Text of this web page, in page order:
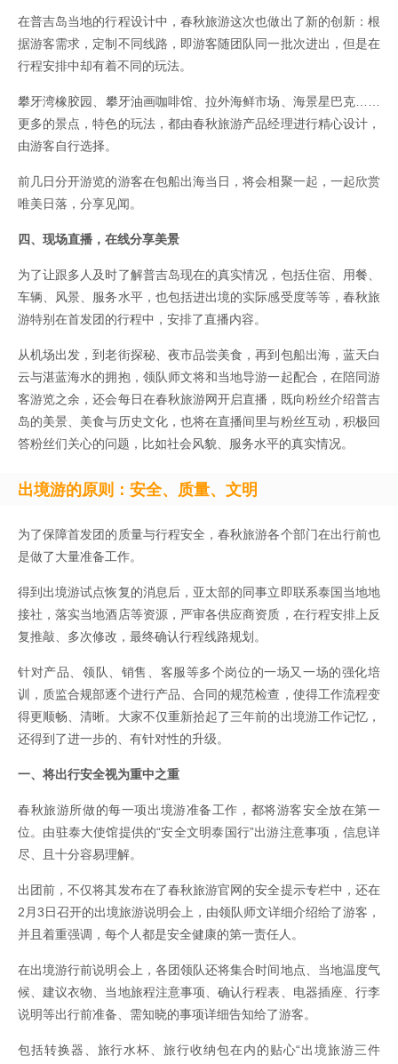
在普吉岛当地的行程设计中，春秋旅游这次也做出了新的创新：根
据游客需求，定制不同线路，即游客随团队同一批次进出，但是在
行程安排中却有着不同的玩法。
攀牙湾橡胶园、攀牙油画咖啡馆、拉外海鲜市场、海景星巴克……
更多的景点，特色的玩法，都由春秋旅游产品经理进行精心设计，
由游客自行选择。
前几日分开游览的游客在包船出海当日，将会相聚一起，一起欣赏
唯美日落，分享见闻。
四、现场直播，在线分享美景
为了让跟多人及时了解普吉岛现在的真实情况，包括住宿、用餐、
车辆、风景、服务水平，也包括进出境的实际感受度等等，春秋旅
游特别在首发团的行程中，安排了直播内容。
从机场出发，到老街探秘、夜市品尝美食，再到包船出海，蓝天白
云与湛蓝海水的拥抱，领队师文将和当地导游一起配合，在陪同游
客游览之余，还会每日在春秋旅游网开启直播，既向粉丝介绍普吉
岛的美景、美食与历史文化，也将在直播间里与粉丝互动，积极回
答粉丝们关心的问题，比如社会风貌、服务水平的真实情况。
出境游的原则：安全、质量、文明
为了保障首发团的质量与行程安全，春秋旅游各个部门在出行前也
是做了大量准备工作。
得到出境游试点恢复的消息后，亚太部的同事立即联系泰国当地地
接社，落实当地酒店等资源，严审各供应商资质，在行程安排上反
复推敲、多次修改，最终确认行程线路规划。
针对产品、领队、销售、客服等多个岗位的一场又一场的强化培
训，质监合规部逐个进行产品、合同的规范检查，使得工作流程变
得更顺畅、清晰。大家不仅重新拾起了三年前的出境游工作记忆，
还得到了进一步的、有针对性的升级。
一、将出行安全视为重中之重
春秋旅游所做的每一项出境游准备工作，都将游客安全放在第一
位。由驻泰大使馆提供的“安全文明泰国行”出游注意事项，信息详
尽、且十分容易理解。
出团前，不仅将其发布在了春秋旅游官网的安全提示专栏中，还在
2月3日召开的出境旅游说明会上，由领队师文详细介绍给了游客，
并且着重强调，每个人都是安全健康的第一责任人。
在出境游行前说明会上，各团领队还将集合时间地点、当地温度气
候、建议衣物、当地旅程注意事项、确认行程表、电器插座、行李
说明等出行前准备、需知晓的事项详细告知给了游客。
包括转换器、旅行水杯、旅行收纳包在内的贴心“出境旅游三件